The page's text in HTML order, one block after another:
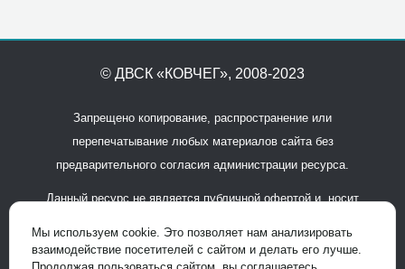
© ДВСК «КОВЧЕГ», 2008-2023
Запрещено копирование, распространение или
перепечатывание любых материалов сайта без
предварительного согласия администрации ресурса.
Данный ресурс не является публичной офертой и носит
подробной информации обращайтесь в офисы продаж.
Мы используем cookie. Это позволяет нам анализировать
взаимодействие посетителей с сайтом и делать его лучше.